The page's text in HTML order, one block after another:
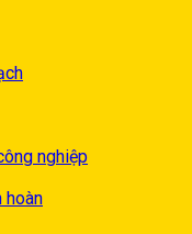
nghiệp
hoàn